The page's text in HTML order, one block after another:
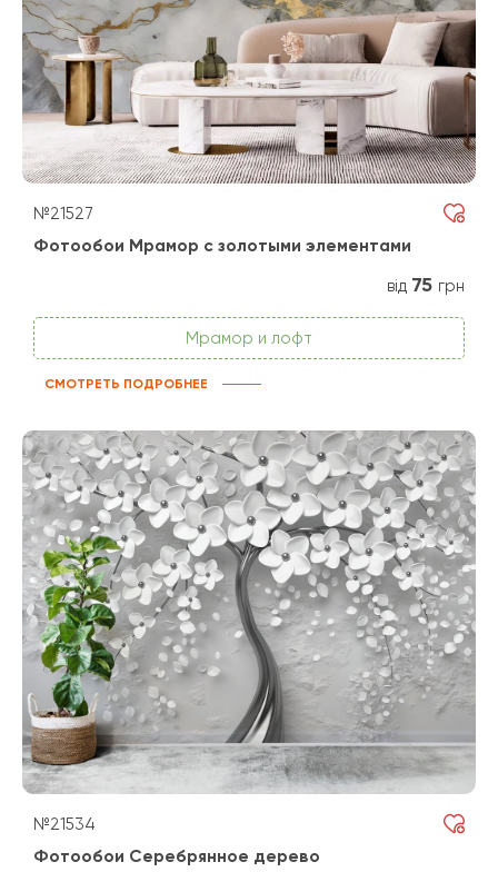
№21527
Фотообои Мрамор с золотыми элементами
від 75 грн
Мрамор и лофт
СМОТРЕТЬ ПОДРОБНЕЕ
№21534
Фотообои Серебрянное дерево